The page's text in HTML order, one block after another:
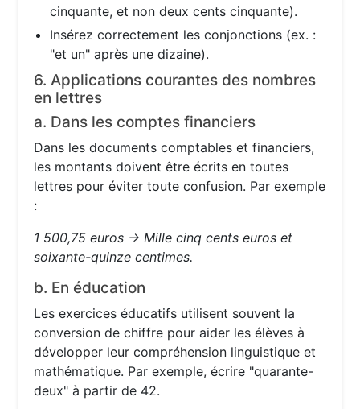
cinquante, et non deux cents cinquante).
Insérez correctement les conjonctions (ex. :
"et un" après une dizaine).
6. Applications courantes des nombres
en lettres
a. Dans les comptes financiers
Dans les documents comptables et financiers,
les montants doivent être écrits en toutes
lettres pour éviter toute confusion. Par exemple
:
1 500,75 euros → Mille cinq cents euros et
soixante-quinze centimes.
b. En éducation
Les exercices éducatifs utilisent souvent la
conversion de chiffre pour aider les élèves à
développer leur compréhension linguistique et
mathématique. Par exemple, écrire "quarante-
deux" à partir de 42.